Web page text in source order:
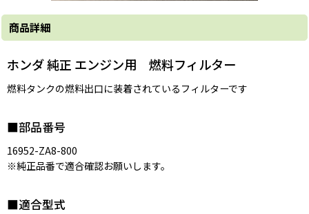
商品詳細
ホンダ 純正 エンジン用 燃料フィルター
燃料タンクの燃料出口に装着されているフィルターです
■部品番号
16952-ZA8-800
※純正品番で適合確認お願いします。
■適合型式